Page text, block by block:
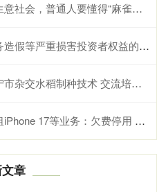
会，普通人要懂得“麻雀定律”
益的违法行为 进一步增强投资者入市投资安全感
交水稻制种技术 交流培训会
业务：欠费停用 防止拆零件等行为
章